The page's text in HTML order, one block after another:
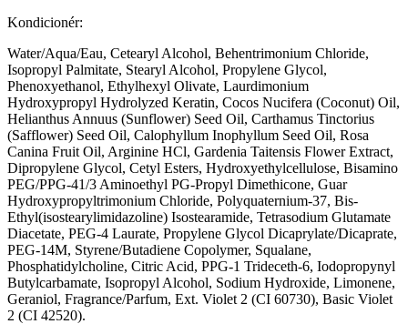
Kondicionér:
Water/Aqua/Eau, Cetearyl Alcohol, Behentrimonium Chloride,
Isopropyl Palmitate, Stearyl Alcohol, Propylene Glycol,
Phenoxyethanol, Ethylhexyl Olivate, Laurdimonium
Hydroxypropyl Hydrolyzed Keratin, Cocos Nucifera (Coconut) Oil,
Helianthus Annuus (Sunflower) Seed Oil, Carthamus Tinctorius
(Safflower) Seed Oil, Calophyllum Inophyllum Seed Oil, Rosa
Canina Fruit Oil, Arginine HCl, Gardenia Taitensis Flower Extract,
Dipropylene Glycol, Cetyl Esters, Hydroxyethylcellulose, Bisamino
PEG/PPG-41/3 Aminoethyl PG-Propyl Dimethicone, Guar
Hydroxypropyltrimonium Chloride, Polyquaternium-37, Bis-
Ethyl(isostearylimidazoline) Isostearamide, Tetrasodium Glutamate
Diacetate, PEG-4 Laurate, Propylene Glycol Dicaprylate/Dicaprate,
PEG-14M, Styrene/Butadiene Copolymer, Squalane,
Phosphatidylcholine, Citric Acid, PPG-1 Trideceth-6, Iodopropynyl
Butylcarbamate, Isopropyl Alcohol, Sodium Hydroxide, Limonene,
Geraniol, Fragrance/Parfum, Ext. Violet 2 (CI 60730), Basic Violet
2 (CI 42520).